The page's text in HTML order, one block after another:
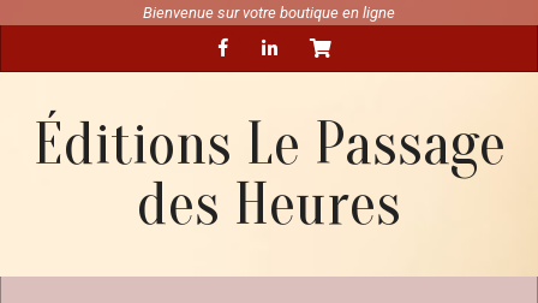
content
Bienvenue sur votre boutique en ligne
Navigation
Éditions Le Passage
des Heures